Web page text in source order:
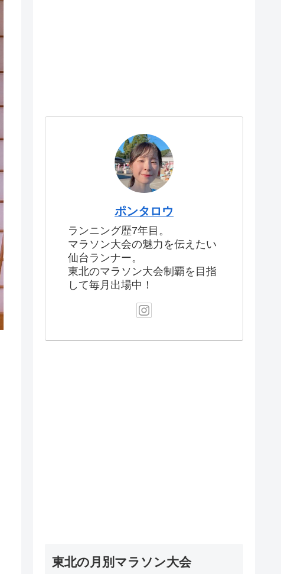
ポンタロウ
ランニング歴7年目。
マラソン大会の魅力を伝えたい
仙台ランナー。
東北のマラソン大会制覇を目指
して毎月出場中！
東北の月別マラソン大会